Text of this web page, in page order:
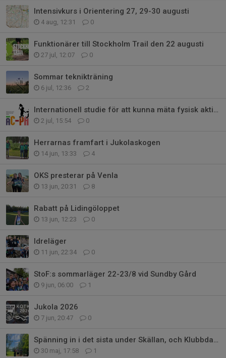
Intensivkurs i Orientering 27, 29-30 augusti
4 aug, 12:31 0
Funktionärer till Stockholm Trail den 22 augusti
27 jul, 12:07 0
Sommar teknikträning
6 jul, 12:36 2
Internationell studie för att kunna mäta fysisk aktivitet hos barn/ungdomar
2 jul, 15:54 0
Herrarnas framfart i Jukolaskogen
14 jun, 13:33 4
OKS presterar på Venla
13 jun, 20:31 8
Rabatt på Lidingöloppet
13 jun, 12:23 0
Idreläger
11 jun, 22:34 0
StoF:s sommarläger 22-23/8 vid Sundby Gård
9 jun, 06:00 1
Jukola 2026
7 jun, 20:47 0
Spänning in i det sista under Skällan, och Klubbdagen
30 maj, 17:58 1